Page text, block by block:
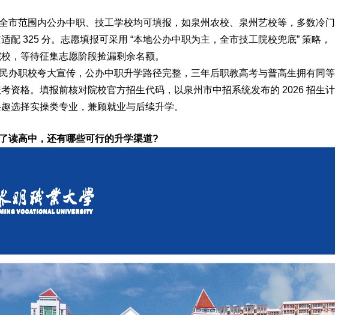
市范围内公办中职、技工学校均可填报，如泉州农校、泉州艺校等，多数冷门
配 325 分。志愿填报可采用 “本地公办中职为主，全市技工院校兜底” 策略，
，等待征集志愿阶段捡漏剩余名额。
办职校夸大宣传，公办中职升学路径完整，三年后职教高考与普高生拥有同等
资格。填报前核对院校官方招生代码，以泉州市中招系统发布的 2026 招生计
选择实操类专业，兼顾就业与后续升学。
读高中，还有哪些可行的升学渠道?